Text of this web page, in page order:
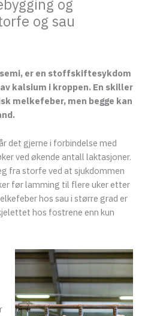
og
og sau
er en stoffskiftesykdom
kalsium i kroppen. En skiller
melkefeber, men begge kan
det gjerne i forbindelse med
ved økende antall laktasjoner.
fra storfe ved at sjukdommen
før lamming til flere uker etter
hos sau i større grad er
hos fostrene enn kun